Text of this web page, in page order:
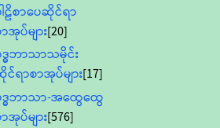
ဠိစာပေဆိုင်ရာ
အုပ်များ[20]
ဓဘာသာသမိုင်း
ရာစာအုပ်များ[17]
ဓဘာသာ-အထွေထွေ
အုပ်များ[576]